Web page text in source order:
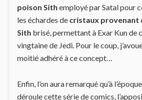
poison Sith employé par Satal pour
les échardes decristaux provenant
Sith brisé, permettant à Exar Kun de
vingtaine de Jedi. Pour le coup, j’avoue
moitié adhéré à ce concept…
Enfin, l’on aura remarqué qu’à
déroule cette série de comics,